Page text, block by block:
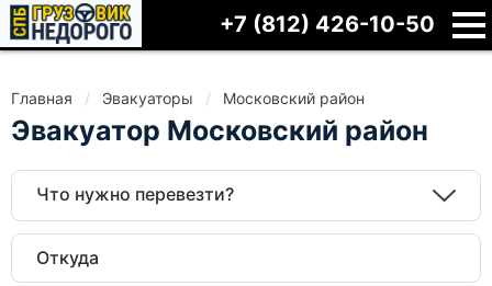
+7 (812) 426-10-50
Главная Эвакуаторы Московский район
Эвакуатор Московский район
Что нужно перевезти?